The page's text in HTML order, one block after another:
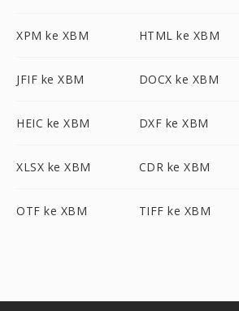
XPM ke XBM HTML ke XBM
JFIF ke XBM DOCX ke XBM
HEIC ke XBM DXF ke XBM
XLSX ke XBM CDR ke XBM
OTF ke XBM TIFF ke XBM